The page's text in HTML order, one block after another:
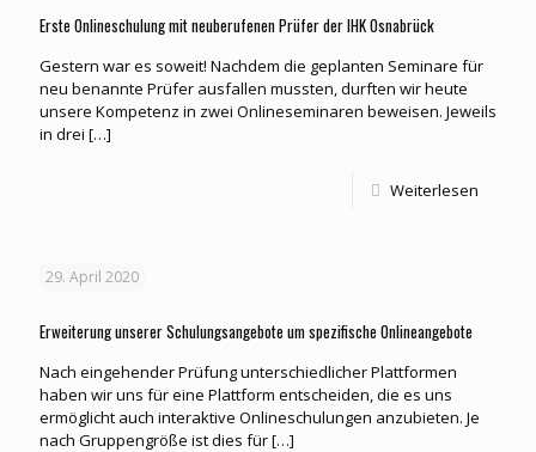
Erste Onlineschulung mit neuberufenen Prüfer der IHK Osnabrück
Gestern war es soweit! Nachdem die geplanten Seminare für
neu benannte Prüfer ausfallen mussten, durften wir heute
unsere Kompetenz in zwei Onlineseminaren beweisen. Jeweils
in drei […]
Weiterlesen
29. April 2020
Erweiterung unserer Schulungsangebote um spezifische Onlineangebote
Nach eingehender Prüfung unterschiedlicher Plattformen
haben wir uns für eine Plattform entscheiden, die es uns
ermöglicht auch interaktive Onlineschulungen anzubieten. Je
nach Gruppengröße ist dies für[…]